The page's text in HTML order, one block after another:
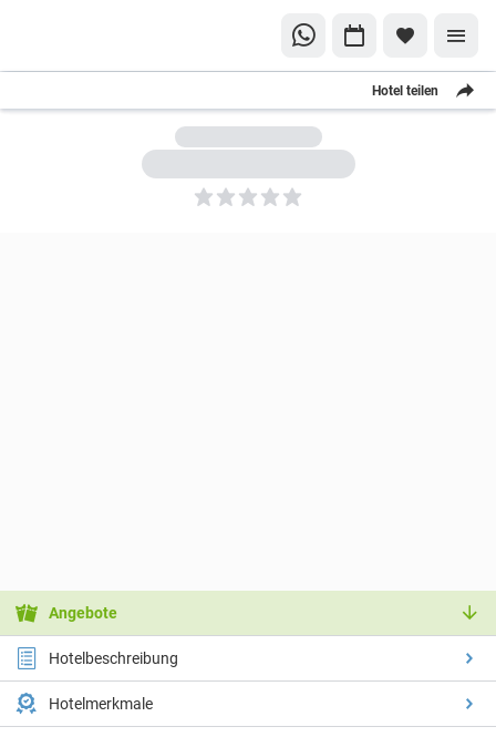
Hotel teilen
5
Angebote
Hotelbeschreibung
Hotelmerkmale